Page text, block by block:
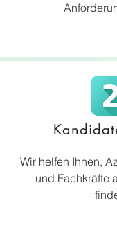
Wir helfen Ihnen,
und Fachkräfte